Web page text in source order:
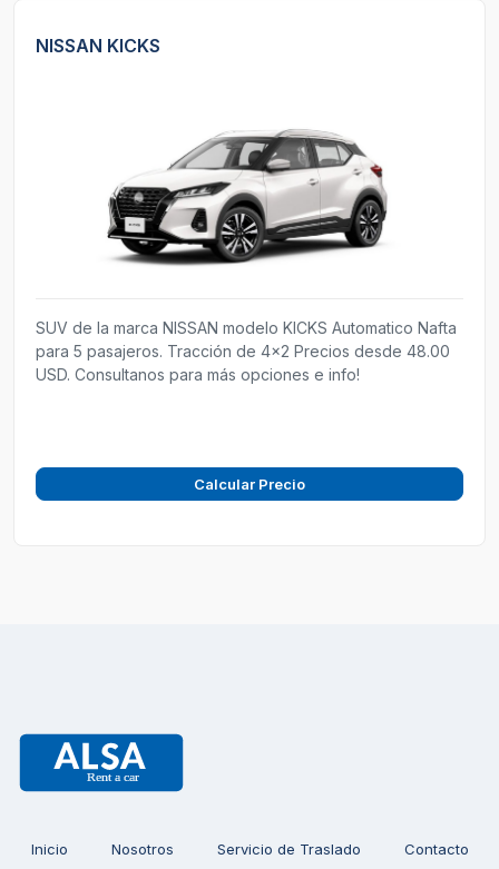
NISSAN KICKS
SUV de la marca NISSAN modelo KICKS Automatico Nafta
para 5 pasajeros. Tracción de 4x2 Precios desde 48.00
USD. Consultanos para más opciones e info!
Calcular Precio
Inicio Nosotros Servicio de Traslado Contacto